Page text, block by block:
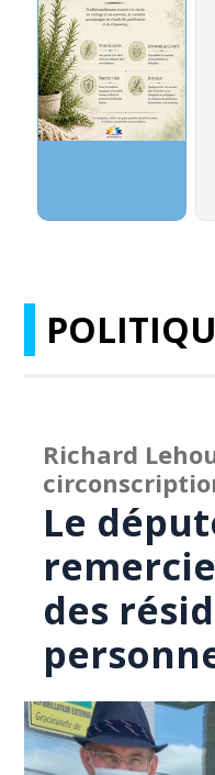
Richard
Le
des